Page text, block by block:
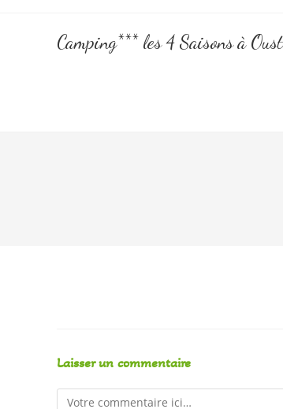
Camping*** les 4 Saisons à
Laisser un commentaire